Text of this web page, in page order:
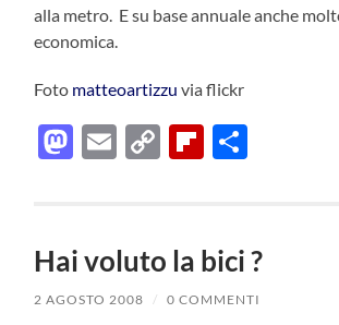
alla metro. E su base annuale anche
economica.
Foto matteoartizzu via flickr
Mastodon
EmailCopyFlipboard
Hai voluto la bici ?
2 AGOSTO 2008 / 0 COMMENTI